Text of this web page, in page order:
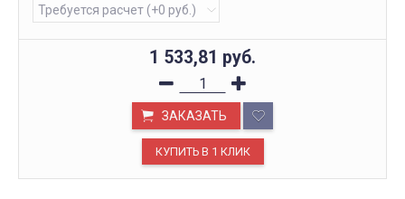
1 533,81 руб.
ЗАКАЗАТЬ